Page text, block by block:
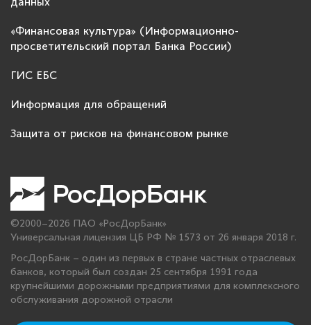
данных
«Финансовая культура» (Информационно-
просветительский портал Банка России)
ГИС ЕБС
Информация для обращений
Защита от рисков на финансовом рынке
©2000–2026 ПАО «РосДорБанк»
Универсальная лицензия ЦБ РФ № 1573 от 26 января 2018 г.
РосДорБанк – один из первых в стране частных отраслевых
банков, который был создан 25 сентября 1991 года
крупнейшими дорожными предприятиями для комплексного
обслуживания дорожной отрасли